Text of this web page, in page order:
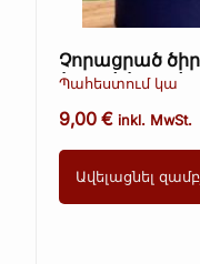
Չորացրած
(Kopie) (Kopie)
Պահեստում կա
9,00€ inkl. MwSt.
Ավելացնել